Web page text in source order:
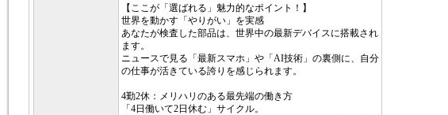
【ここが「選ばれる」魅力的なポイント！】
世界を動かす「やりがい」を実感
あなたが検査した部品は、世界中の最新デバイスに搭載され
ます。
ニュースで見る「最新スマホ」や「AI技術」の裏側に、自分
の仕事が活きている誇りを感じられます。
4勤2休：メリハリのある最先端の働き方
「4日働いて2日休む」サイクル。